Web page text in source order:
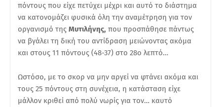
πόντους που είχε πετύχει μέχρι και αυτό το διάστημα
να κατονομάζει φυσικά όλη την αναμέτρηση για τον
οργανισμό της Μυτιλήνης, που προσπάθησε πάντως
να βγάλει τη δική του αντίδραση μειώνοντας ακόμα
και στους 11 πόντους (48-37) στο 28ο λεπτό…
Ωστόσο, με το σκορ να μην αργεί να φτάνει ακόμα και
τους 25 πόντους στη συνέχεια, η κατάσταση είχε
μάλλον κριθεί από πολύ νωρίς για τον… καυτό